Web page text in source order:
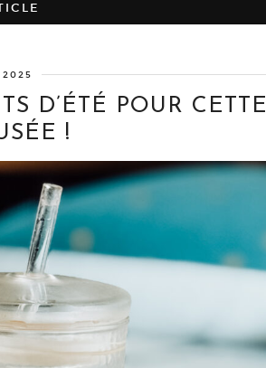
D’ÉTÉ POUR CETTE
!